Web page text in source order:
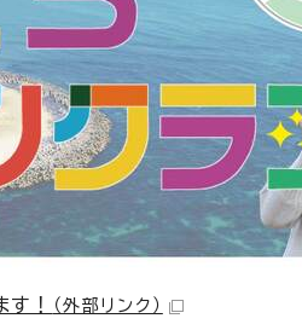
す！ （外部リンク）